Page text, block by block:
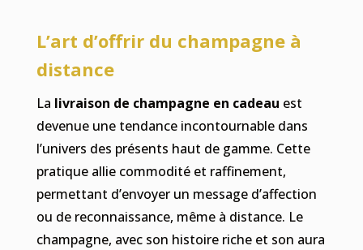
L’art d’offrir du champagne à
distance
La livraison de champagne en cadeau est
devenue une tendance incontournable dans
l’univers des présents haut de gamme. Cette
pratique allie commodité et raffinement,
permettant d’envoyer un message d’affection
ou de reconnaissance, même à distance. Le
champagne, avec son histoire riche et son aura